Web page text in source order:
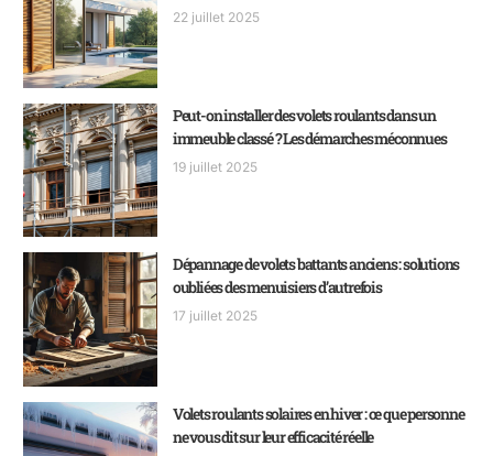
22 juillet 2025
Peut-on installer des volets roulants dans un
immeuble classé ? Les démarches méconnues
19 juillet 2025
Dépannage de volets battants anciens : solutions
oubliées des menuisiers d’autrefois
17 juillet 2025
Volets roulants solaires en hiver : ce que personne
ne vous dit sur leur efficacité réelle